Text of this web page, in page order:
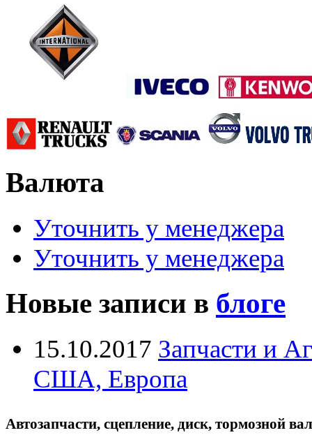
Валюта
Уточнить у менеджера
Уточнить у менеджера
Новые записи в блоге
15.10.2017 Запчасти и
США, Европа
Автозапчасти, сцепление, диск, тормозной